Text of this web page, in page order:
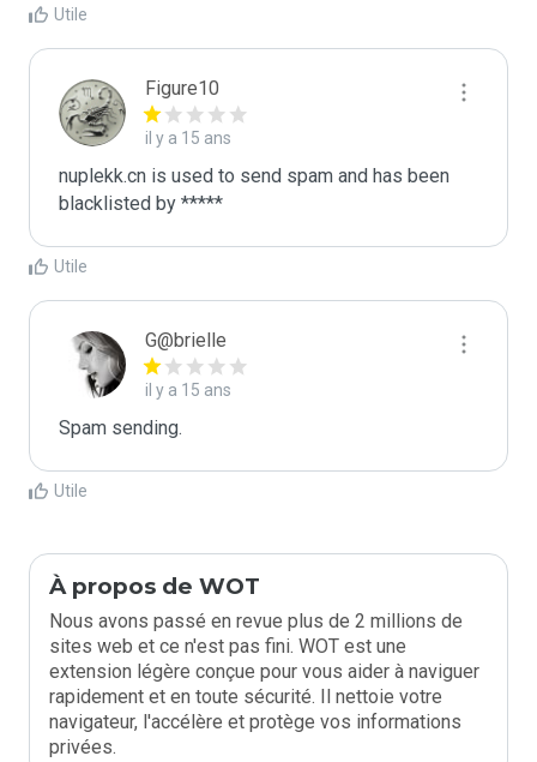
Utile
Figure10
il y a 15 ans
nuplekk.cn is used to send spam and has been
blacklisted by *****
Utile
G@brielle
il y a 15 ans
Spam sending.
Utile
À propos de WOT
Nous avons passé en revue plus de 2 millions de
sites web et ce n'est pas fini. WOT est une
extension légère conçue pour vous aider à naviguer
rapidement et en toute sécurité. Il nettoie votre
navigateur, l'accélère et protège vos informations
privées.